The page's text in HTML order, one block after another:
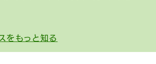
をもっと知る